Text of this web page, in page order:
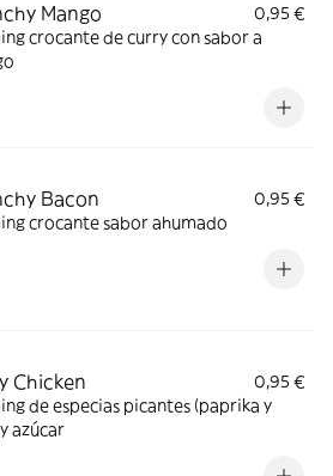
Mango
0,95 €
crocante de curry con sabor a
Bacon
0,95 €
crocante sabor ahumado
Chicken
0,95 €
de especias picantes (paprika y
azúcar